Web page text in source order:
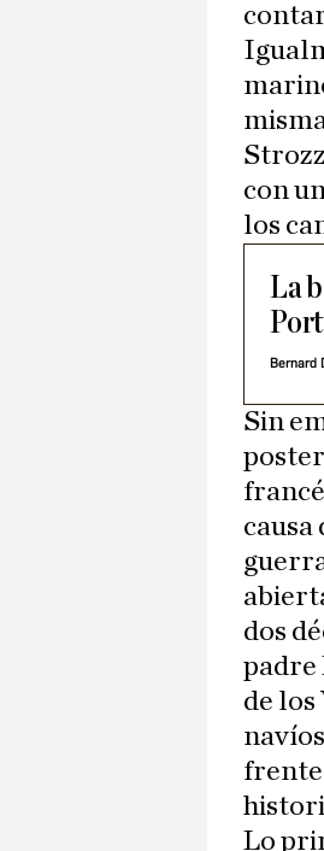
con
los
La
Bernard
Sin
causa
dos
padre
de los
frente
Lo